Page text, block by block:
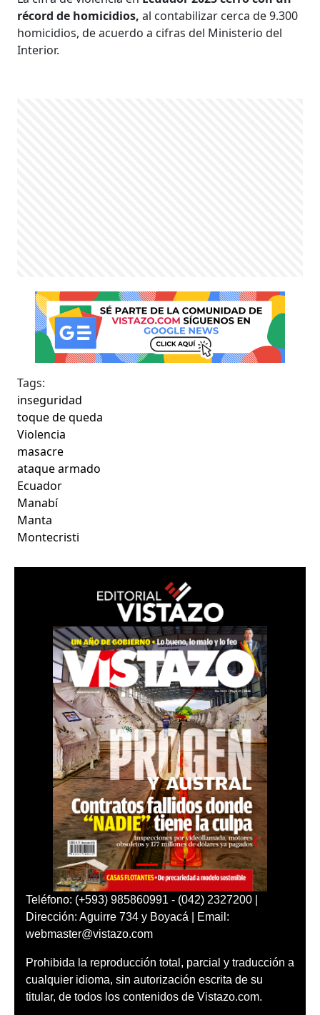
récord de homicidios, al contabilizar cerca de 9.300
homicidios, de acuerdo a cifras del Ministerio del
Interior.
Tags:
inseguridad
toque de queda
Violencia
masacre
ataque armado
Ecuador
Manabí
Manta
Montecristi
Teléfono: (+593) 985860991 - (042) 2327200 |
Dirección: Aguirre 734 y Boyacá | Email:
webmaster@vistazo.com
Prohibida la reproducción total, parcial y traducción a
cualquier idioma, sin autorización escrita de su
titular, de todos los contenidos de Vistazo.com.